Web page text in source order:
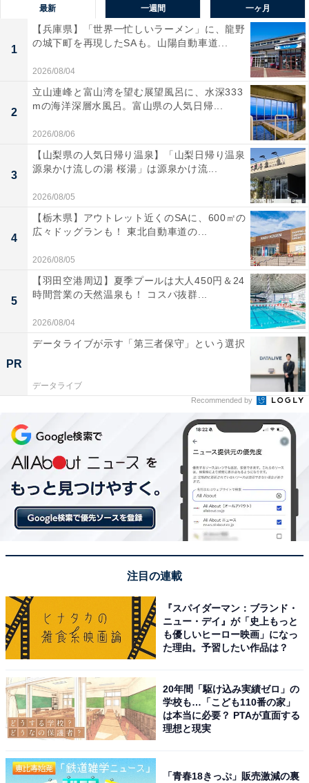
最新 一週間 一ヶ月
1
【兵庫県】「世界一忙しいラーメン」に、龍野
の城下町を再現したSAも。山陽自動車道...
2026/08/04
2
立山連峰と富山湾を望む展望風呂に、水深333
mの海洋深層水風呂。富山県の人気日帰...
2026/08/06
3
【山梨県の人気日帰り温泉】「山梨日帰り温泉
源泉かけ流しの湯 桜湯」は源泉かけ流...
2026/08/05
4
【栃木県】アウトレット近くのSAに、600㎡の
広々ドッグランも！ 東北自動車道の...
2026/08/05
5
【羽田空港周辺】夏季プールは大人450円＆24
時間営業の天然温泉も！ コスパ抜群...
2026/08/04
PR
データライブが示す「第三者保守」という選択
データライブ
Recommended by
注目の連載
『スパイダーマン：ブランド・
ニュー・デイ』が「史上もっと
も優しいヒーロー映画」になっ
た理由。予習したい作品は？
20年間「駆け込み実績ゼロ」の
学校も…「こども110番の家」
は本当に必要？ PTAが直面する
理想と現実
「青春18きっぷ」販売激減の裏